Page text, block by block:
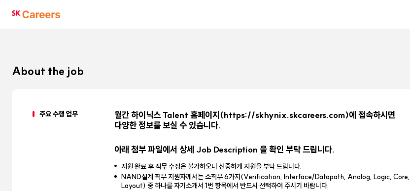
SK
About the job
주요 수행 업무
월간 하이닉스 Talent 홈페이지(https://skhynix.skcareers.com)에 접속하시면
다양한 정보를 보실 수 있습니다.
아래 첨부 파일에서 상세 Job Description 을 확인 부탁 드립니다.
지원 완료 후 직무 수정은 불가하오니 신중하게 지원을 부탁 드립니다.
NAND설계 직무 지원자께서는 소직무 6가지(Verification, Interface/Datapath, Analog, Logic, Core,
Layout) 중 하나를 자기소개서 1번 항목에서 반드시 선택하여 주시기 바랍니다.